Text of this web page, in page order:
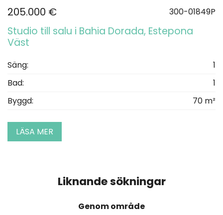
205.000 € 300-01849P
Studio till salu i Bahia Dorada, Estepona
Väst
Säng:
1
Bad:
1
Byggd:
70 m²
LÄSA MER
Liknande sökningar
Genom område